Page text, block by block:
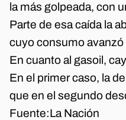
la más golpeada, con
Parte de esa caída la
cuyo consumo
En cuanto al gasoil,
En el primer caso, la
que en el segundo
Fuente:La Nación